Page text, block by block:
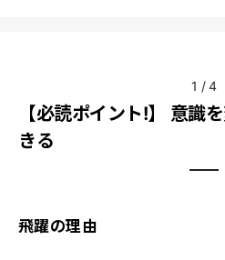
1 /4
【必読ポイント!】 意識
きる
飛躍の理由